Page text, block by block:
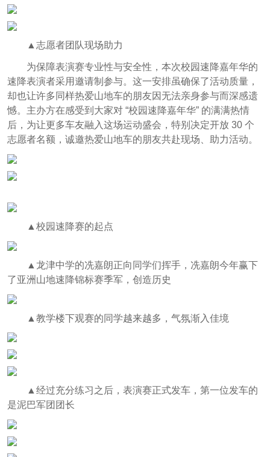
▲志愿者团队现场助力
为保障表演赛专业性与安全性，本次校园速降嘉年华的
速降表演者采用邀请制参与。这一安排虽确保了活动质量，
却也让许多同样热爱山地车的朋友因无法亲身参与而深感遗
憾。主办方在感受到大家对 “校园速降嘉年华” 的满满热情
后，为让更多车友融入这场运动盛会，特别决定开放 30 个
志愿者名额，诚邀热爱山地车的朋友共赴现场、助力活动。
▲校园速降赛的起点
▲龙津中学的冼嘉朗正向同学们挥手，冼嘉朗今年赢下
了亚洲山地速降锦标赛季军，创造历史
▲教学楼下观赛的同学越来越多，气氛渐入佳境
▲经过充分练习之后，表演赛正式发车，第一位发车的
是泥巴军团团长